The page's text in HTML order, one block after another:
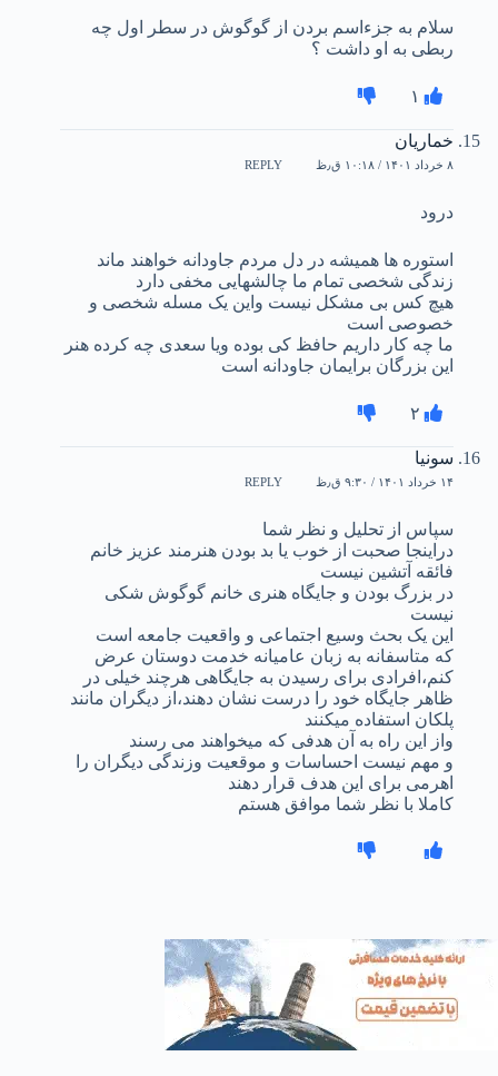
سلام به جزءاسم بردن از گوگوش در سطر اول چه
ربطی به او داشت ؟
۱
خماریان
۸ خرداد ۱۴۰۱ / ۱۰:۱۸ ق٫ظ REPLY
درود
استوره ها همیشه در دل مردم جاودانه خواهند ماند
زندگی شخصی تمام ما چالشهایی مخفی دارد
هیچ کس بی مشکل نیست واین یک مسله شخصی و
خصوصی است
ما چه کار داریم حافظ کی بوده ویا سعدی چه کرده هنر
این بزرگان برایمان جاودانه است
۲
سونیا
۱۴ خرداد ۱۴۰۱ / ۹:۳۰ ق٫ظ REPLY
سپاس از تحلیل و نظر شما
دراینجا صحبت از خوب یا بد بودن هنرمند عزیز خانم
فائقه آتشین نیست
در بزرگ بودن و جایگاه هنری خانم گوگوش شکی
نیست
این یک بحث وسیع اجتماعی و واقعیت جامعه است
که متاسفانه به زبان عامیانه خدمت دوستان عرض
کنم،افرادی برای رسیدن به جایگاهی هرچند خیلی در
ظاهر جایگاه خود را درست نشان دهند،از دیگران مانند
پلکان استفاده میکنند
واز این راه به آن هدفی که میخواهند می رسند
و مهم نیست احساسات و موقعیت وزندگی دیگران را
اهرمی برای این هدف قرار دهند
کاملا با نظر شما موافق هستم